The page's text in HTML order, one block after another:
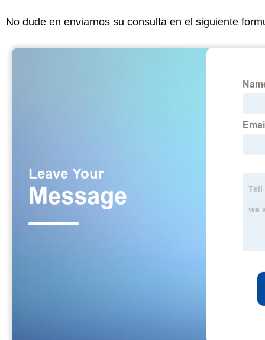
No dude en enviarnos su consulta en el siguiente